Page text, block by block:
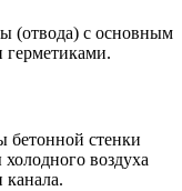
(отвода) с основным
бетонной стенки
воздуха
канала.